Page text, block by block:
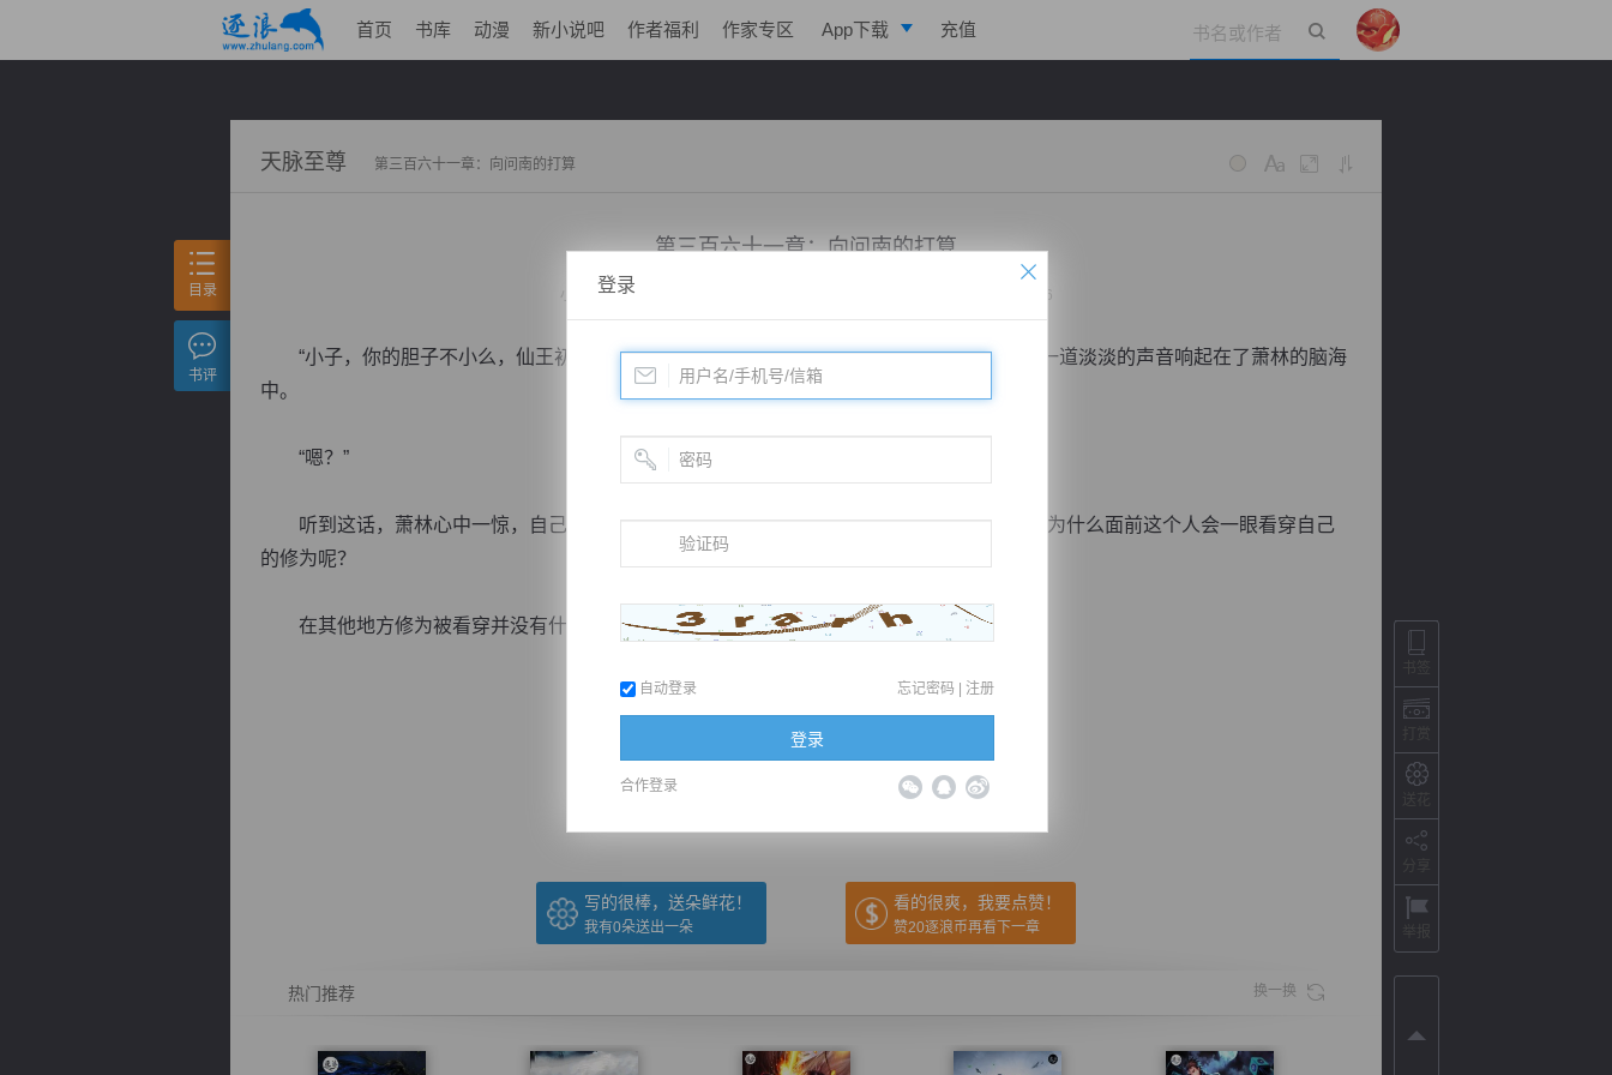
首页 书库 动漫 新小说吧 作者福利 作家专区 App下载 充值
天脉至尊 第三百六十一章：向问南的打算
第三百六十一章：向问南的打算
小说：天脉至尊 更新时间：2015-07-25 16:00 字数：3056
“小子，你的胆子不小么，仙王初期修为也敢进入龙轩城，你不怕被龙人抓去当战奴么？”一道淡淡的声音响起在了萧林的脑海
中。
“嗯？”
听到这话，萧林心中一惊，自己拥有至尊灵脉的关系，所以修为很难让别人发现的，但是为什么面前这个人会一眼看穿自己
的修为呢？
在其他地方修为被看穿并没有什么...
推荐在手机上阅读本书
（← 快捷键 下一章 快捷键→）
写的很棒，送朵鲜花！
我有0朵送出一朵
看的很爽，我要点赞！
赞20逐浪币再看下一章
热门推荐 换一换
目录
书评
登录
自动登录 忘记密码 | 注册
登录
合作登录